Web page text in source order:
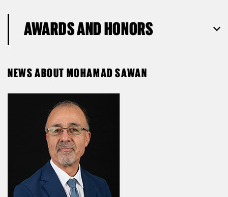
AWARDS AND HONORS
NEWS ABOUT MOHAMAD SAWAN